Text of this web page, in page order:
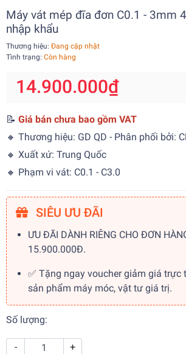
Máy vát mép đĩa đơn C0.1 - 3mm
nhập khẩu
Thương hiệu: Đang cập nhật
Tình trạng: Còn hàng
14.900.000₫
📝 Giá bán chưa bao gồm VAT
🔸 Thương hiệu: GD QD - Phân phối bởi:
🔸 Xuất xứ: Trung Quốc
🔸 Phạm vi vát: C0.1 - C3.0
SIÊU ƯU ĐÃI
ƯU ĐÃI DÀNH RIÊNG CHO ĐƠN
15.900.000Đ.
✅ Tặng ngay voucher giảm giá trực
sản phẩm máy móc, vật tư giá trị.
Số lượng:
- +